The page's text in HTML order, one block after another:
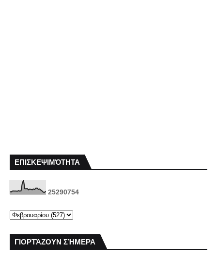
ΕΠΙΣΚΕΨΙΜΌΤΗΤΑ
25290754
ΓΙΟΡΤΆΖΟΥΝ ΣΉΜΕΡΑ